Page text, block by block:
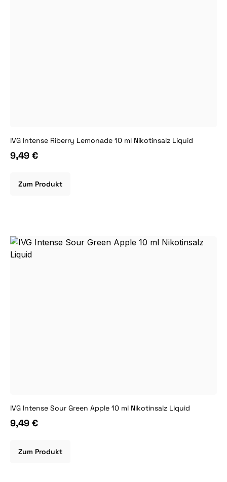
IVG Intense Riberry Lemonade 10 ml Nikotinsalz Liquid
9,49 €
Zum Produkt
IVG Intense Sour Green Apple 10 ml Nikotinsalz Liquid
9,49 €
Zum Produkt